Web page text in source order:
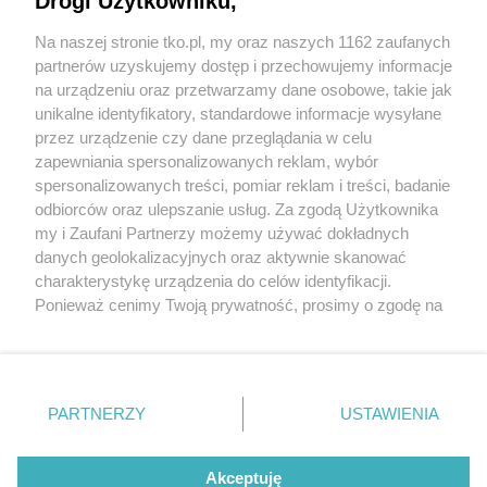
Pokaż więcej
Reklama Tematy Archiwum artykułów
Strona korzysta z plików cookies w celu realizacji usług. Pozostając na niej,
wyrażasz zgodę na ich wykorzystanie. Więcej informacji w polityce
Na naszej stronie tko.pl, my oraz naszych 1162 zaufanych
partnerów uzyskujemy dostęp i przechowujemy informacje
na urządzeniu oraz przetwarzamy dane osobowe, takie jak
unikalne identyfikatory, standardowe informacje wysyłane
przez urządzenie czy dane przeglądania w celu
zapewniania spersonalizowanych reklam, wybór
spersonalizowanych treści, pomiar reklam i treści, badanie
odbiorców oraz ulepszanie usług. Za zgodą Użytkownika
my i Zaufani Partnerzy możemy używać dokładnych
danych geolokalizacyjnych oraz aktywnie skanować
charakterystykę urządzenia do celów identyfikacji.
Ponieważ cenimy Twoją prywatność, prosimy o zgodę na
znajdujący się w lewym dolnym rogu strony
. Niektóre
rodzaje przetwarzania danych nie wymagają zgody
użytkownika, ale masz prawo sprzeciwić się takiemu
przetwarzaniu. Preferencje będą miały zastosowania tylko
PARTNERZY USTAWIENIA
Akceptuję